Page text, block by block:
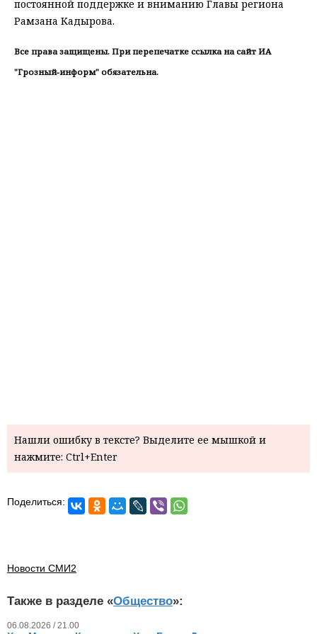
постоянной поддержке и вниманию Главы региона
Рамзана Кадырова.
Все права защищены. При перепечатке ссылка на сайт ИА
"Грозный-информ" обязательна.
Нашли ошибку в тексте? Выделите ее мышкой и
нажмите: Ctrl+Enter
Поделиться:
Новости СМИ2
Также в разделе «Общество»:
06.08.2026 / 21.00